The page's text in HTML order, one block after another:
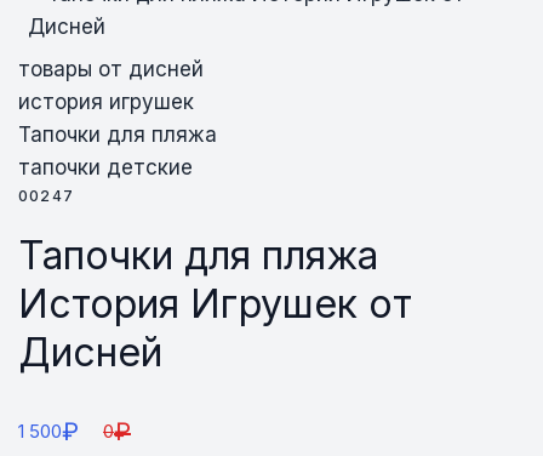
товары от дисней
история игрушек
Тапочки для пляжа
тапочки детские
00247
Тапочки для пляжа
История Игрушек от
Дисней
1 500₽ 0₽